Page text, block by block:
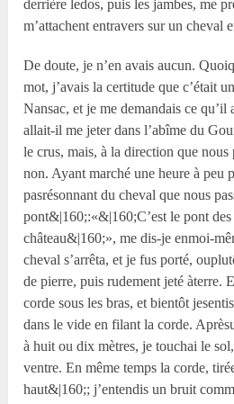
derrière ledos, puis les jambes, me
m’attachent entravers sur un cheval
De doute, je n’en avais aucun.
mot, j’avais la certitude que c’était
Nansac, et je me demandais ce
allait-il me jeter dans l’abîme du
le crus, mais, à la direction que
non. Ayant marché une heure à peu
pasrésonnant du cheval que nous
pont&|160;:«&|160;C’est le pont des
château&|160;», me dis-je enmoi-
cheval s’arrêta, et je fus porté,
de pierre, puis rudement jeté àterre.
corde sous les bras, et bientôt
dans le vide en filant la corde.
à huit ou dix mètres, je touchai le
ventre. En même temps la corde,
haut&|160;; j’entendis un bruit